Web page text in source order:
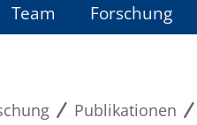
Team Forschung
Publikationen